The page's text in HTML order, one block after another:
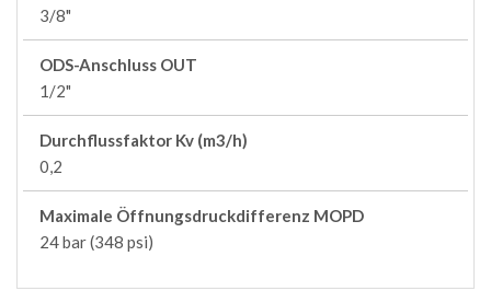
3/8"
ODS-Anschluss OUT
1/2"
Durchflussfaktor Kv (m3/h)
0,2
Maximale Öffnungsdruckdifferenz MOPD
24 bar (348 psi)